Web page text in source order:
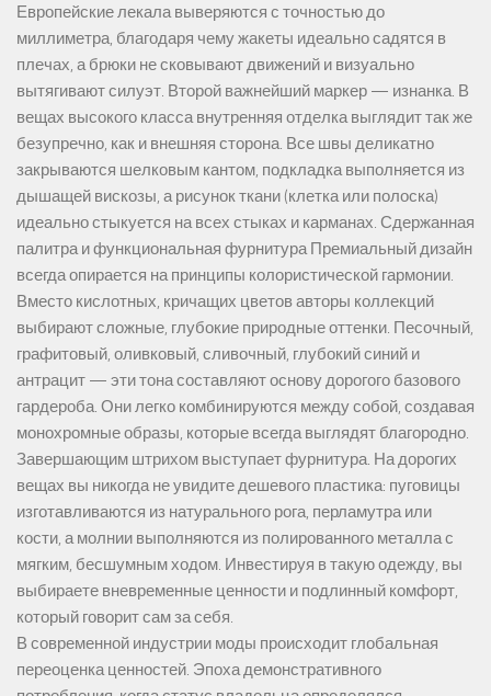
Европейские лекала выверяются с точностью до
миллиметра, благодаря чему жакеты идеально садятся в
плечах, а брюки не сковывают движений и визуально
вытягивают силуэт. Второй важнейший маркер — изнанка. В
вещах высокого класса внутренняя отделка выглядит так же
безупречно, как и внешняя сторона. Все швы деликатно
закрываются шелковым кантом, подкладка выполняется из
дышащей вискозы, а рисунок ткани (клетка или полоска)
идеально стыкуется на всех стыках и карманах. Сдержанная
палитра и функциональная фурнитура Премиальный дизайн
всегда опирается на принципы колористической гармонии.
Вместо кислотных, кричащих цветов авторы коллекций
выбирают сложные, глубокие природные оттенки. Песочный,
графитовый, оливковый, сливочный, глубокий синий и
антрацит — эти тона составляют основу дорогого базового
гардероба. Они легко комбинируются между собой, создавая
монохромные образы, которые всегда выглядят благородно.
Завершающим штрихом выступает фурнитура. На дорогих
вещах вы никогда не увидите дешевого пластика: пуговицы
изготавливаются из натурального рога, перламутра или
кости, а молнии выполняются из полированного металла с
мягким, бесшумным ходом. Инвестируя в такую одежду, вы
выбираете вневременные ценности и подлинный комфорт,
который говорит сам за себя.
В современной индустрии моды происходит глобальная
переоценка ценностей. Эпоха демонстративного